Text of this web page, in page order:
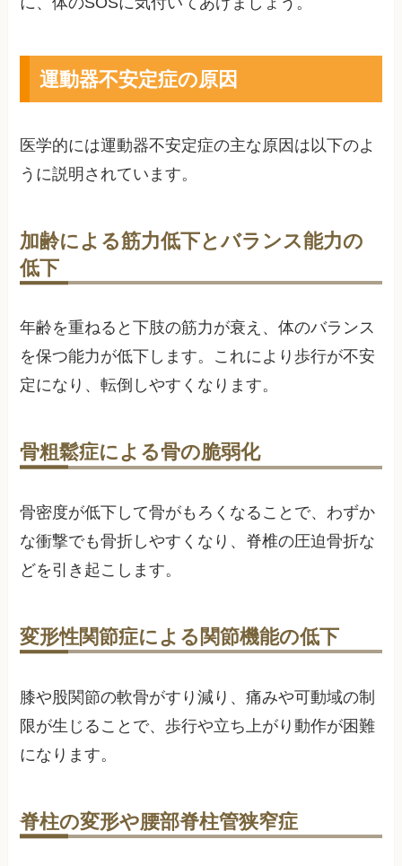
運動器不安定症の原因
医学的には運動器不安定症の主な原因は以下のよ
うに説明されています。
加齢による筋力低下とバランス能力の
低下
年齢を重ねると下肢の筋力が衰え、体のバランス
を保つ能力が低下します。これにより歩行が不安
定になり、転倒しやすくなります。
骨粗鬆症による骨の脆弱化
骨密度が低下して骨がもろくなることで、わずか
な衝撃でも骨折しやすくなり、脊椎の圧迫骨折な
どを引き起こします。
変形性関節症による関節機能の低下
膝や股関節の軟骨がすり減り、痛みや可動域の制
限が生じることで、歩行や立ち上がり動作が困難
になります。
脊柱の変形や腰部脊柱管狭窄症